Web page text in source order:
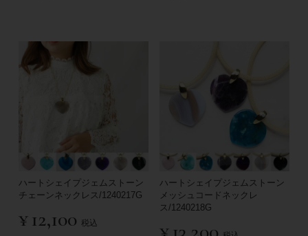
ハートシェイプジェムストーン
チェーンネックレス/1240217G
¥ 12,100 税込
ハートシェイプジェムストーン
メッシュコードネックレ
ス/1240218G